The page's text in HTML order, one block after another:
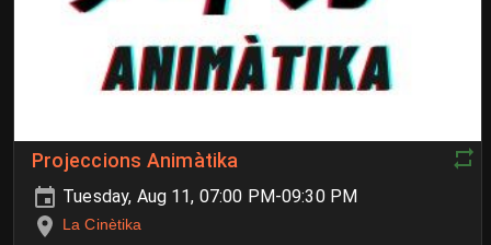
Projeccions Animàtika
Tuesday, Aug 11, 07:00 PM-09:30 PM
La Cinètika